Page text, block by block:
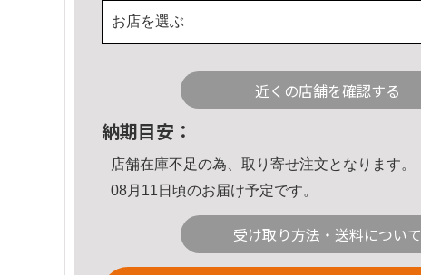
お店を選ぶ
近くの店舗を確認する
納期目安：
店舗在庫不足の為、取り寄せ注文となります。
08月11日頃のお届け予定です。
受け取り方法・送料について